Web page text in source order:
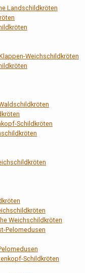
Landschildkröten
Weichschildkröten
Schildkröten
Weichschildkröten
Pelomedusen
Schildkröten